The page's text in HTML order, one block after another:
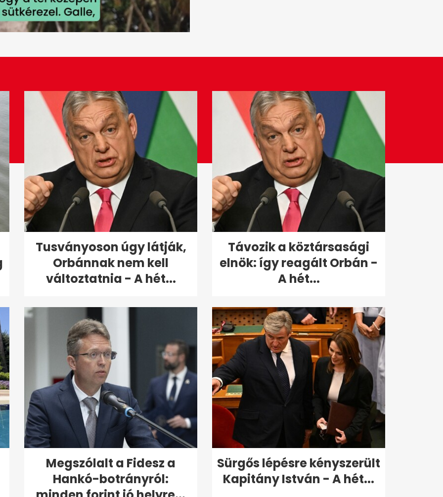
Tusványoson úgy látják,
Orbánnak nem kell
változtatnia - A hét...
Távozik a köztársasági
elnök: így reagált Orbán -
A hét...
Megszólalt a Fidesz a
Hankó-botrányról:
Sürgős lépésre kényszerült
Kapitány István - A hét...